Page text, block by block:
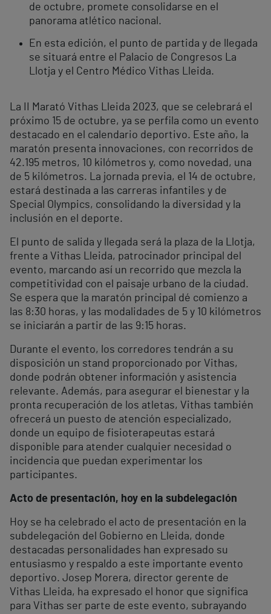
de octubre, promete consolidarse en el
panorama atlético nacional.
En esta edición, el punto de partida y de llegada
se situará entre el Palacio de Congresos La
Llotja y el Centro Médico Vithas Lleida.
La II Marató Vithas Lleida 2023, que se celebrará el
próximo 15 de octubre, ya se perfila como un evento
destacado en el calendario deportivo. Este año, la
maratón presenta innovaciones, con recorridos de
42.195 metros, 10 kilómetros y, como novedad, una
de 5 kilómetros. La jornada previa, el 14 de octubre,
estará destinada a las carreras infantiles y de
Special Olympics, consolidando la diversidad y la
inclusión en el deporte.
El punto de salida y llegada será la plaza de la Llotja,
frente a Vithas Lleida, patrocinador principal del
evento, marcando así un recorrido que mezcla la
competitividad con el paisaje urbano de la ciudad.
Se espera que la maratón principal dé comienzo a
las 8:30 horas, y las modalidades de 5 y 10 kilómetros
se iniciarán a partir de las 9:15 horas.
Durante el evento, los corredores tendrán a su
disposición un stand proporcionado por Vithas,
donde podrán obtener información y asistencia
relevante. Además, para asegurar el bienestar y la
pronta recuperación de los atletas, Vithas también
ofrecerá un puesto de atención especializado,
donde un equipo de fisioterapeutas estará
disponible para atender cualquier necesidad o
incidencia que puedan experimentar los
participantes.
Acto de presentación, hoy en la subdelegación
Hoy se ha celebrado el acto de presentación en la
subdelegación del Gobierno en Lleida, donde
destacadas personalidades han expresado su
entusiasmo y respaldo a este importante evento
deportivo. Josep Morera, director gerente de
Vithas Lleida, ha expresado el honor que significa
para Vithas ser parte de este evento, subrayando